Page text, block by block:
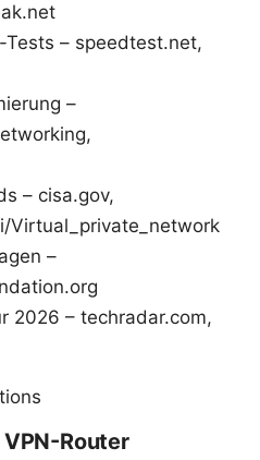
– speedtest.net,
–
– cisa.gov,
Virtual_private_network
–
2026 – techradar.com,
Router